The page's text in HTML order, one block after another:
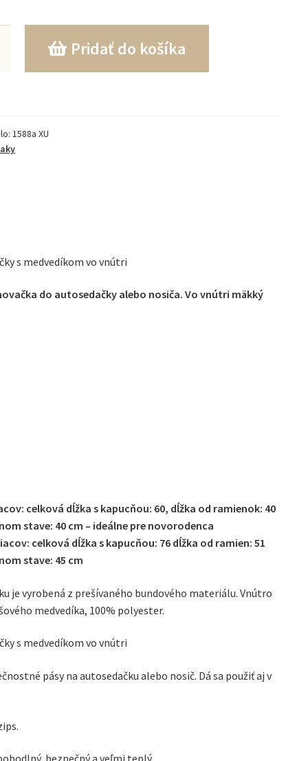
Pridať do košíka
1588a XU
s medvedíkom vo vnútri
do autosedačky alebo nosiča. Vo vnútri mäkký
celková dĺžka s kapucňou: 60, dĺžka od ramienok: 40
stave: 40 cm – ideálne pre novorodenca
celková dĺžka s kapucňou: 76 dĺžka od ramien: 51
stave: 45 cm
je vyrobená z prešívaného bundového materiálu. Vnútro
medvedíka, 100% polyester.
s medvedíkom vo vnútri
pásy na autosedačku alebo nosič. Dá sa použiť aj v